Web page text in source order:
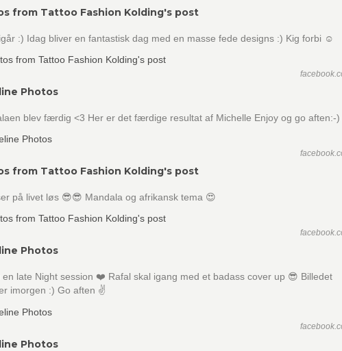
from Tattoo Fashion Kolding's post
:) Idag bliver en fantastisk dag med en masse fede designs :) Kig forbi ☺️
Photos
blev færdig <3 Her er det færdige resultat af Michelle Enjoy og go aften:-)
from Tattoo Fashion Kolding's post
på livet løs 😎😎 Mandala og afrikansk tema 😍
Photos
en late Night session ❤️ Rafal skal igang med et badass cover up 😎 Billedet
imorgen :) Go aften ✌️
Photos